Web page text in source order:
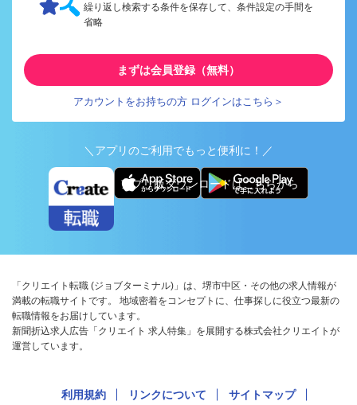
繰り返し検索する条件を保存して、条件設定の手間を
省略
まずは会員登録（無料）
アカウントをお持ちの方 ログインはこちら＞
＼アプリのご利用でもっと便利に！／
アプリ版ダウンロードはこちらから
「クリエイト転職 (ジョブターミナル)」は、堺市中区・その他の求人情報が
満載の転職サイトです。 地域密着をコンセプトに、仕事探しに役立つ最新の
転職情報をお届けしています。
新聞折込求人広告「クリエイト 求人特集」を展開する株式会社クリエイトが
運営しています。
利用規約 リンクについて サイトマップ